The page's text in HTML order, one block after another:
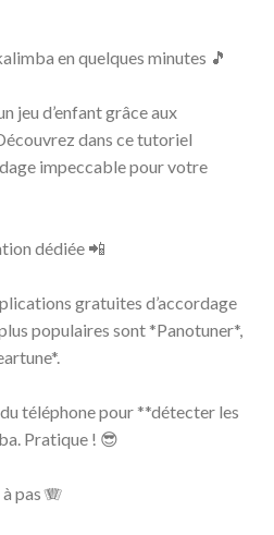
en quelques minutes 🎵
jeu d’enfant grâce aux
dans ce tutoriel
impeccable pour votre
dédiée 📲
gratuites d’accordage
populaires sont *Panotuner*,
téléphone pour **détecter les
Pratique ! 😎
pas 🪗